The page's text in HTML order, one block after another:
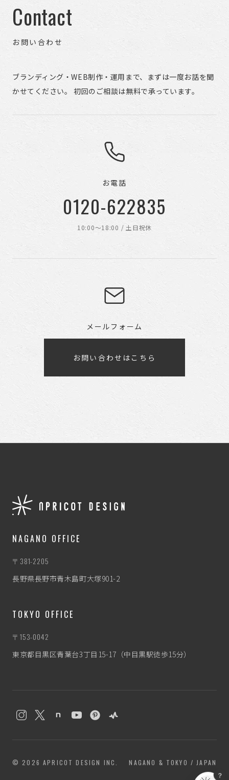
Contact
お問い合わせ
ブランディング・WEB制作・運用まで、まずは一度お話を聞
かせてください。 初回のご相談は無料で承っています。
お電話
0120-622835
10:00〜18:00 / 土日祝休
メールフォーム
お問い合わせはこちら
NAGANO OFFICE
〒381-2205
長野県長野市青木島町大塚901-2
TOKYO OFFICE
〒153-0042
東京都目黒区青葉台3丁目15-17（中目黒駅徒歩15分）
© 2026 APRICOT DESIGN INC. NAGANO & TOKYO / JAPAN
？